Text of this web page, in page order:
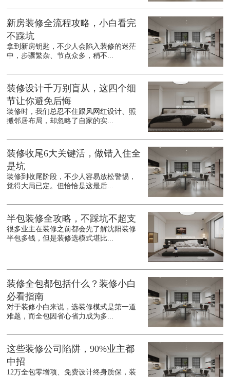
新房装修全流程攻略，小白看完
不踩坑
拿到新房钥匙，不少人会陷入装修的迷茫
中，步骤繁杂、节点众多，稍不...
装修设计千万别盲从，这四个细
节让你避免后悔
装修时，我们总忍不住跟风网红设计、照
搬邻居布局，却忽略了自家的实...
装修收尾6大关键活，做错入住全
是坑
装修到收尾阶段，不少人容易放松警惕，
觉得大局已定。但恰恰是这最后...
半包装修全攻略，不踩坑不超支
很多业主在装修之前都会先了解沈阳装修
半包多钱，但是装修选模式堪比...
装修全包都包括什么？装修小白
必看指南
对于装修小白来说，选装修模式是第一道
难题，而全包因省心省力成为多...
这些装修公司陷阱，90%业主都
中招
12万全包零增项、免费设计终身质保，装